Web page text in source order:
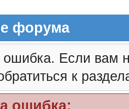
форума
Если вам
к
ошибка: